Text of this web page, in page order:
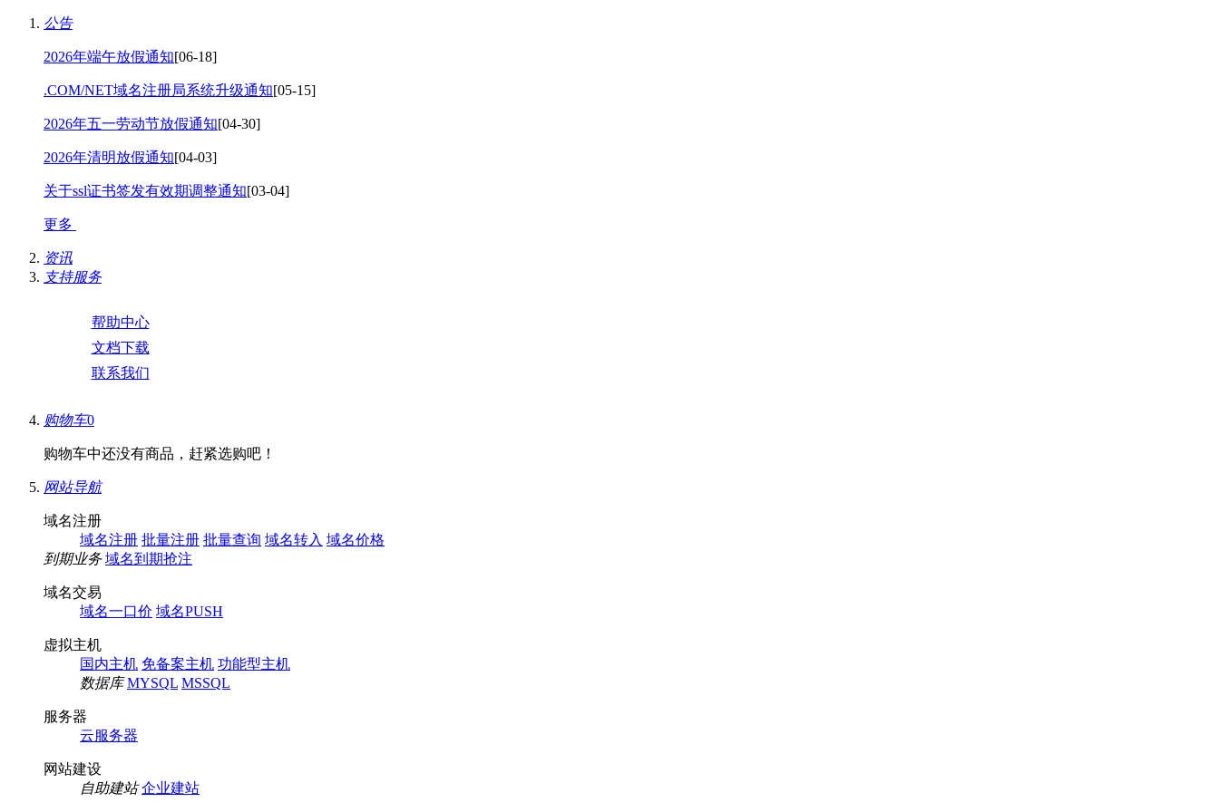
公告
2026年端午放假通知[06-18]
.COM/NET域名注册局系统升级通知[05-15]
2026年五一劳动节放假通知[04-30]
2026年清明放假通知[04-03]
关于ssl证书签发有效期调整通知[03-04]
更多
资讯
支持服务
帮助中心
文档下载
联系我们
购物车0
购物车中还没有商品，赶紧选购吧！
网站导航
域名注册
域名注册 批量注册 批量查询 域名转入 域名价格
到期业务 域名到期抢注
域名交易
域名一口价 域名PUSH
虚拟主机
国内主机 免备案主机 功能型主机
数据库 MYSQL MSSQL
服务器
云服务器
网站建设
自助建站 企业建站